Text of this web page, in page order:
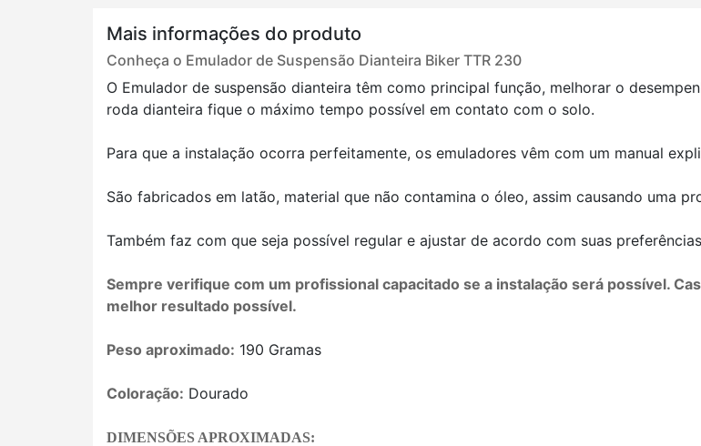
Mais informações do produto
Conheça o Emulador de Suspensão Dianteira Biker TTR 230
O Emulador de suspensão dianteira têm como principal função, melhorar o
roda dianteira fique o máximo tempo possível em contato com o solo.
Para que a instalação ocorra perfeitamente, os emuladores vêm com um manual
São fabricados em latão, material que não contamina o óleo, assim causando uma
Também faz com que seja possível regular e ajustar de acordo com suas
Sempre verifique com um profissional capacitado se a instalação será possível.
melhor resultado possível.
Peso aproximado: 190 Gramas
Coloração: Dourado
DIMENSÕES APROXIMADAS: